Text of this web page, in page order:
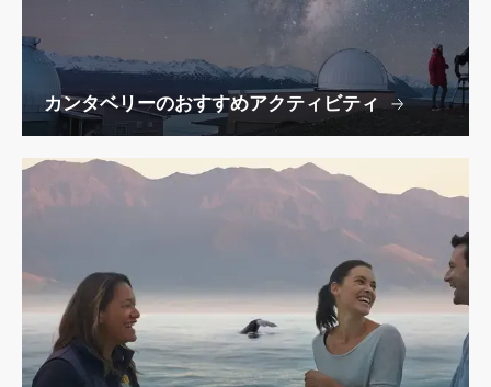
カンタベリーのおすすめアクティビティ